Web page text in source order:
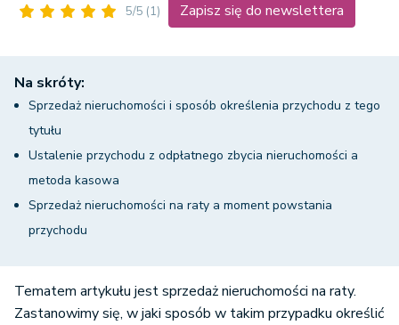
5/5 (1) Zapisz się do newslettera
Na skróty:
Sprzedaż nieruchomości i sposób określenia przychodu z tego
tytułu
Ustalenie przychodu z odpłatnego zbycia nieruchomości a
metoda kasowa
Sprzedaż nieruchomości na raty a moment powstania
przychodu
Tematem artykułu jest sprzedaż nieruchomości na raty.
Zastanowimy się, w jaki sposób w takim przypadku określić